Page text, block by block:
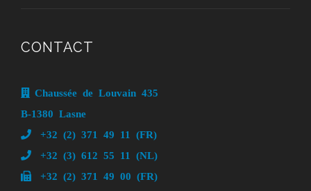
CONTACT
Chaussée de Louvain 435
B-1380 Lasne
+32 (2) 371 49 11 (FR)
+32 (3) 612 55 11 (NL)
+32 (2) 371 49 00 (FR)